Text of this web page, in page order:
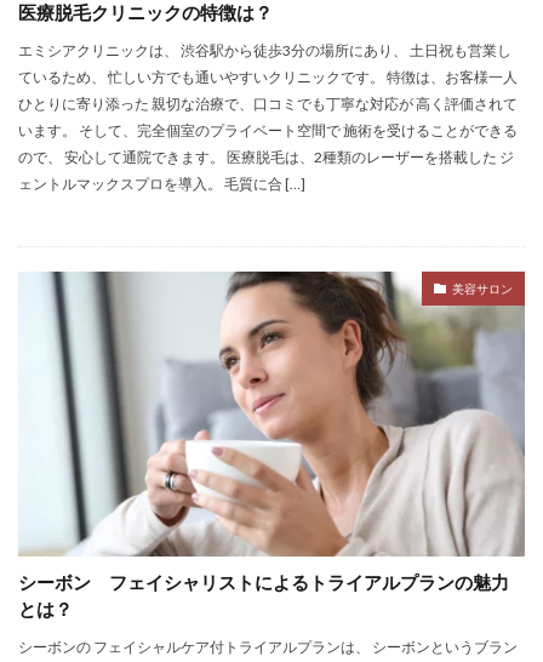
医療脱毛クリニックの特徴は？
エミシアクリニックは、 渋谷駅から徒歩3分の場所にあり、 土日祝も営業し
ているため、 忙しい方でも通いやすいクリニックです。 特徴は、お客様一人
ひとりに寄り添った 親切な治療で、口コミでも丁寧な対応が 高く評価されて
います。 そして、完全個室のプライベート空間で 施術を受けることができる
ので、 安心して通院できます。 医療脱毛は、2種類のレーザーを搭載した ジ
ェントルマックスプロを導入。 毛質に合 […]
美容サロン
シーボン フェイシャリストによるトライアルプランの魅力
とは？
シーボンの フェイシャルケア付トライアルプランは、 シーボンというブラン